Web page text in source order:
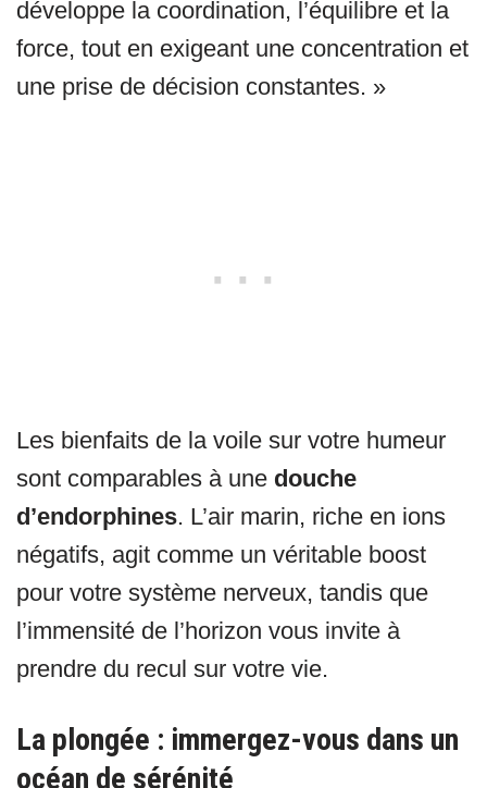
développe la coordination, l’équilibre et la
force, tout en exigeant une concentration et
une prise de décision constantes. »
Les bienfaits de la voile sur votre humeur
sont comparables à une douche
d’endorphines. L’air marin, riche en ions
négatifs, agit comme un véritable boost
pour votre système nerveux, tandis que
l’immensité de l’horizon vous invite à
prendre du recul sur votre vie.
La plongée : immergez-vous dans un
océan de sérénité